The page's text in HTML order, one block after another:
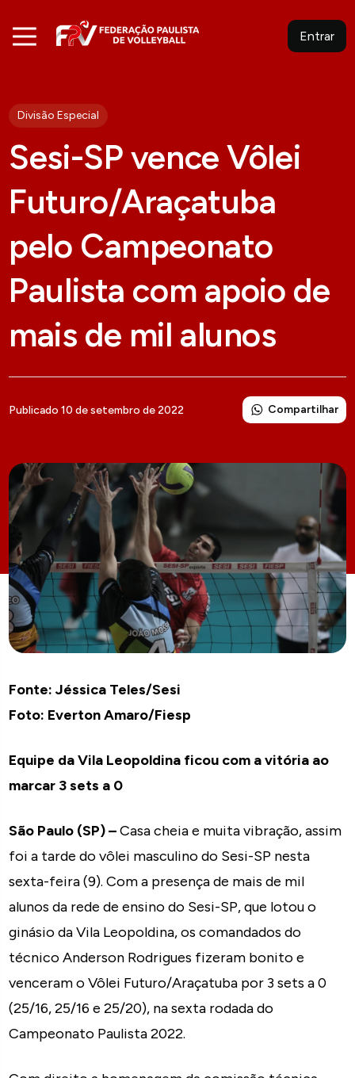
Entrar
Divisão Especial
Sesi-SP vence Vôlei
Futuro/Araçatuba
pelo Campeonato
Paulista com apoio de
mais de mil alunos
Publicado 10 de setembro de 2022 Compartilhar
Fonte: Jéssica Teles/Sesi
Foto: Everton Amaro/Fiesp
Equipe da Vila Leopoldina ficou com a vitória ao
marcar 3 sets a 0
São Paulo (SP) –Casa cheia e muita vibração, assim
foi a tarde do vôlei masculino do Sesi-SP nesta
sexta-feira (9). Com a presença de mais de mil
alunos da rede de ensino do Sesi-SP, que lotou o
ginásio da Vila Leopoldina, os comandados do
técnico Anderson Rodrigues fizeram bonito e
venceram o Vôlei Futuro/Araçatuba por 3 sets a 0
(25/16, 25/16 e 25/20), na sexta rodada do
Campeonato Paulista 2022.